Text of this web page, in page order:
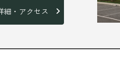
細・アクセス